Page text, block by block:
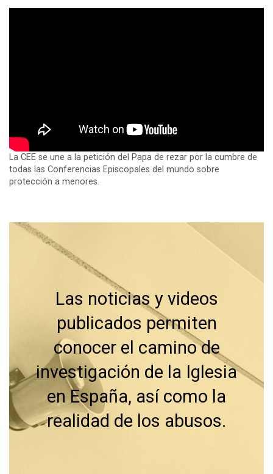
La CEE se une a la petición del Papa de rezar por la cumbre de
todas las Conferencias Episcopales del mundo sobre
protección a menores.
Las noticias y videos
publicados permiten
conocer el camino de
investigación de la Iglesia
en España, así como la
realidad de los abusos.